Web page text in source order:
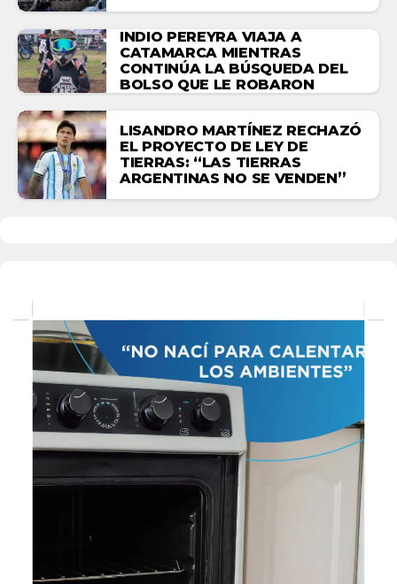
INDIO PEREYRA VIAJA A
CATAMARCA MIENTRAS
CONTINÚA LA BÚSQUEDA DEL
BOLSO QUE LE ROBARON
LISANDRO MARTÍNEZ RECHAZÓ
EL PROYECTO DE LEY DE
TIERRAS: “LAS TIERRAS
ARGENTINAS NO SE VENDEN”